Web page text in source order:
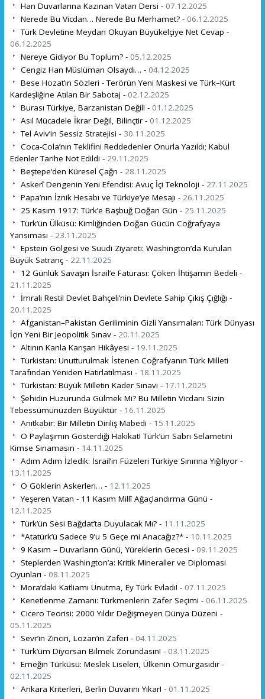
Han Duvarlarına Kazınan Vatan Dersi - 07.12.2025
Nerede Bu Vicdan… Nerede Bu Merhamet? - 06.12.2025
Türk Devletine Meydan Okuyan Büyükelçiye Net Cevap -
06.12.2025
Nereye Gidiyor Bu Toplum? - 05.12.2025
Cengiz Han Müslüman Olsaydı… - 04.12.2025
Bese Hozat’ın Sözleri - Terörün Yeni Maskesi ve Türk–Kürt
Kardeşliğine Atılan Bir Sabotaj - 02.12.2025
Burası Türkiye, Barzanistan Değil! - 01.12.2025
Asıl Mücadele İkrar Değil, Bilinçtir - 01.12.2025
Tel Aviv’in Sessiz Stratejisi - 30.11.2025
Coca-Cola’nın Teklifini Reddedenler Onurla Yazıldı; Kabul
Edenler Tarihe Not Edildi - 29.11.2025
Beştepe’den Küresel Çağrı - 28.11.2025
Askerî Dengenin Yeni Efendisi: Avuç İçi Teknoloji - 27.11.2025
Papa’nın İznik Hesabı ve Türkiye’ye Mesajı - 26.11.2025
25 Kasım 1917: Türk’e Başbuğ Doğan Gün - 25.11.2025
Türk’ün Ülküsü: Kimliğinden Doğan Gücün Coğrafyaya
Yansıması - 23.11.2025
Epstein Gölgesi ve Suudi Ziyareti: Washington’da Kurulan
Büyük Satranç - 22.11.2025
12 Günlük Savaşın İsrail’e Faturası: Çöken İhtişamın Bedeli -
21.11.2025
İmralı Resti! Devlet Bahçeli’nin Devlete Sahip Çıkış Çığlığı -
20.11.2025
Afganistan–Pakistan Geriliminin Gizli Yansımaları: Türk Dünyası
İçin Yeni Bir Jeopolitik Sınav - 20.11.2025
Altının Kanla Karışan Hikâyesi - 19.11.2025
Türkistan: Unutturulmak İstenen Coğrafyanın Türk Milleti
Tarafından Yeniden Hatırlatılması - 18.11.2025
Türkistan: Büyük Milletin Kader Sınavı - 17.11.2025
Şehidin Huzurunda Gülmek Mi? Bu Milletin Vicdanı Sizin
Tebessümünüzden Büyüktür - 16.11.2025
Anıtkabir: Bir Milletin Diriliş Mabedi - 15.11.2025
O Paylaşımın Gösterdiği Hakikat! Türk’ün Sabrı Selametini
Kimse Sınamasın - 14.11.2025
Adım Adım İzledik: İsrail’in Füzeleri Türkiye Sınırına Yığılıyor -
13.11.2025
O Göklerin Askerleri… - 12.11.2025
Yeşeren Vatan - 11 Kasım Millî Ağaçlandırma Günü -
12.11.2025
Türk’ün Sesi Bağdat’ta Duyulacak Mı? - 11.11.2025
*Atatürk’ü Sadece 9’u 5 Geçe mi Anacağız?* - 10.11.2025
9 Kasım – Duvarların Günü, Yüreklerin Gecesi - 09.11.2025
Steplerden Washington’a: Kritik Mineraller ve Diplomasi
Oyunları - 08.11.2025
Mora’daki Katliamı Unutma, Ey Türk Evladı! - 07.11.2025
Kenetlenme Zamanı: Türkmenlerin Zafer Seçimi - 06.11.2025
Cicero Teorisi: 2000 Yıldır Değişmeyen Dünya Düzeni -
05.11.2025
Sevr’in Zinciri, Lozan’ın Zaferi - 04.11.2025
Türk’üm Diyorsan Bilmek Zorundasın! - 03.11.2025
Emeğin Türküsü: Meslek Liseleri, Ülkenin Omurgasıdır -
02.11.2025
Ankara Kriterleri, Berlin Duvarını Yıkar! - 01.11.2025